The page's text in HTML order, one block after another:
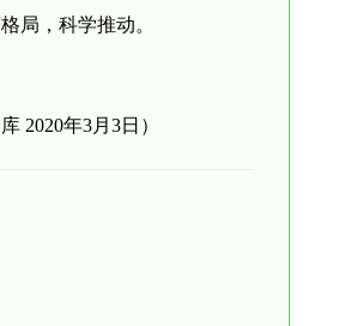
局，科学推动。
2020年3月3日）